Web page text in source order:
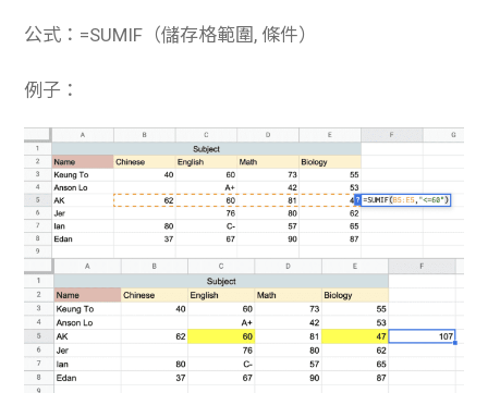
公式：=SUMIF（儲存格範圍, 條件）
例子：